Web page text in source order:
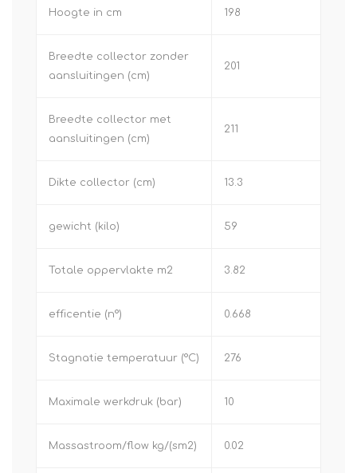
Hoogte in cm 198
Breedte collector zonder
aansluitingen (cm)
201
Breedte collector met
aansluitingen (cm)
211
Dikte collector (cm) 13.3
gewicht (kilo) 59
Totale oppervlakte m2 3.82
efficentie (n°) 0.668
Stagnatie temperatuur (°C) 276
Maximale werkdruk (bar) 10
Massastroom/flow kg/(sm2) 0.02